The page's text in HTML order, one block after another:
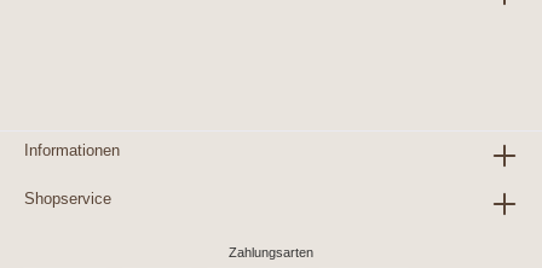
Informationen
Shopservice
Zahlungsarten